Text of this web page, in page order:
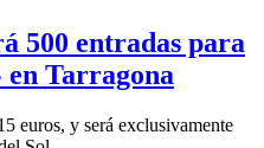
500 entradas para
Tarragona
euros, y será exclusivamente